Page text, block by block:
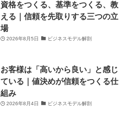
資格をつくる、基準をつくる、教
える｜信頼を先取りする三つの立
場
2026年8月5日 ビジネスモデル解剖
お客様は「高いから良い」と感じ
ている｜値決めが信頼をつくる仕
組み
2026年8月4日 ビジネスモデル解剖